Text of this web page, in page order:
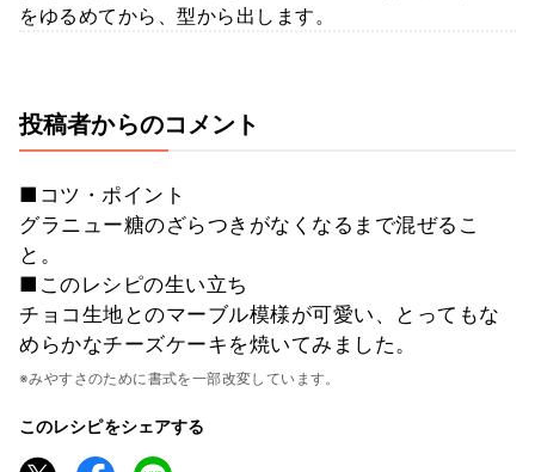
をゆるめてから、型から出します。
投稿者からのコメント
■コツ・ポイント
グラニュー糖のざらつきがなくなるまで混ぜるこ
と。
■このレシピの生い立ち
チョコ生地とのマーブル模様が可愛い、とってもな
めらかなチーズケーキを焼いてみました。
※みやすさのために書式を一部改変しています。
このレシピをシェアする